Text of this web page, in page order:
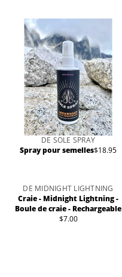
DE SOLE SPRAY
Spray pour semellesPrix
$18.95
Épuisé
DE MIDNIGHT LIGHTNING
Craie - Midnight Lightning -
Boule de craie - Rechargeable
Prix
$7.00